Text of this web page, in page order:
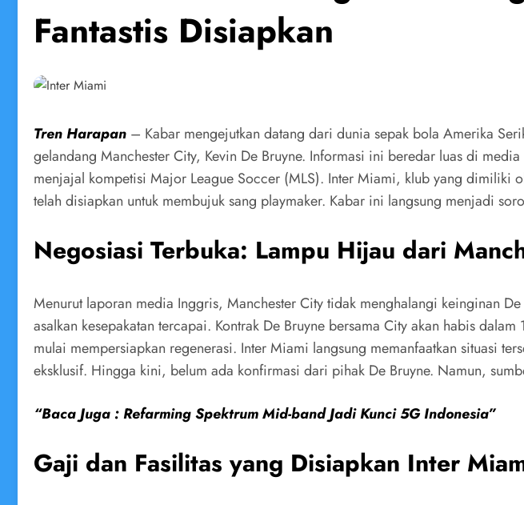
Fantastis Disiapkan
Tren Harapan – Kabar mengejutkan datang dari dunia sepak bola Amerika
gelandang Manchester City, Kevin De Bruyne. Informasi ini beredar luas di
menjajal kompetisi Major League Soccer (MLS). Inter Miami, klub yang dimiliki
telah disiapkan untuk membujuk sang playmaker. Kabar ini langsung menjadi
Negosiasi Terbuka: Lampu Hijau dari
Menurut laporan media Inggris, Manchester City tidak menghalangi keinginan
asalkan kesepakatan tercapai. Kontrak De Bruyne bersama City akan habis
mulai mempersiapkan regenerasi. Inter Miami langsung memanfaatkan situasi
eksklusif. Hingga kini, belum ada konfirmasi dari pihak De Bruyne. Namun,
“Baca Juga : Refarming Spektrum Mid-band Jadi Kunci 5G Indonesia”
Gaji dan Fasilitas yang Disiapkan Inter